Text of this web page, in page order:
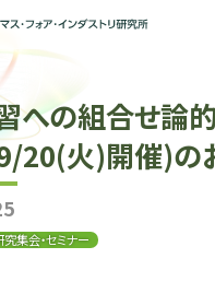
への組合せ論
20(火)開催)の
究集会・セミナー